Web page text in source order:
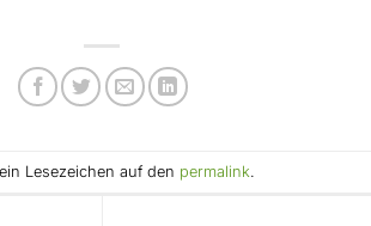
Lesezeichen auf den permalink.